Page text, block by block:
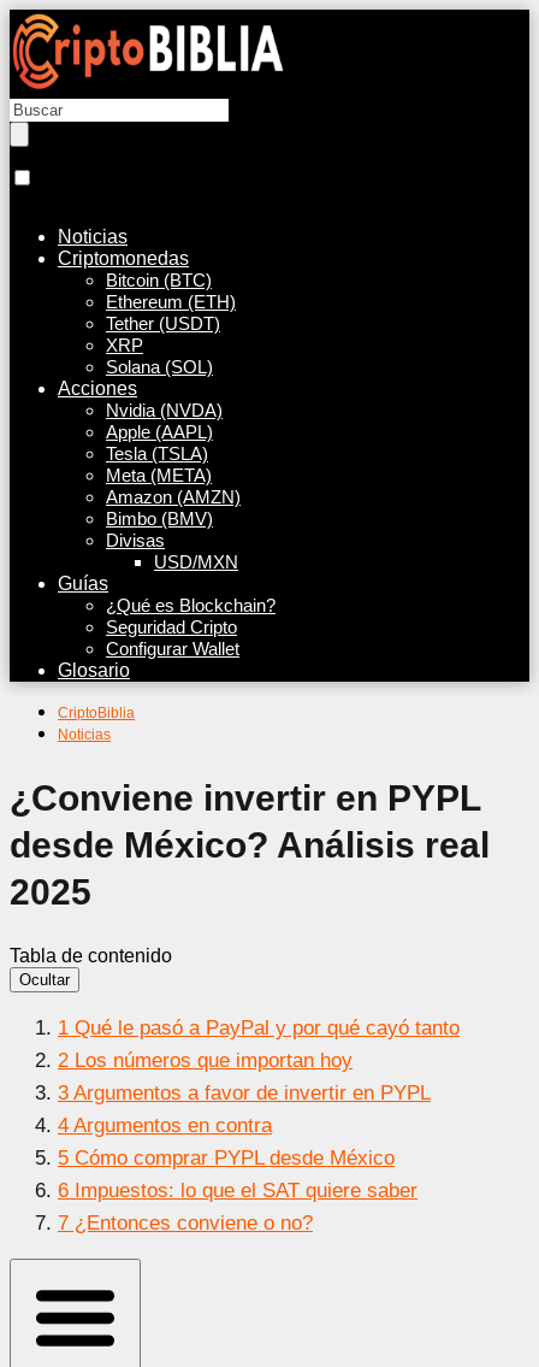
Noticias
Criptomonedas
Bitcoin (BTC)
Ethereum (ETH)
Tether (USDT)
XRP
Solana (SOL)
Acciones
Nvidia (NVDA)
Apple (AAPL)
Tesla (TSLA)
Meta (META)
Amazon (AMZN)
Bimbo (BMV)
Divisas
USD/MXN
Guías
¿Qué es Blockchain?
Seguridad Cripto
Configurar Wallet
Glosario
CriptoBiblia
Noticias
¿Conviene invertir en PYPL
desde México? Análisis real
2025
Tabla de contenido
Ocultar
1 Qué le pasó a PayPal y por qué cayó tanto
2 Los números que importan hoy
3 Argumentos a favor de invertir en PYPL
4 Argumentos en contra
5 Cómo comprar PYPL desde México
6 Impuestos: lo que el SAT quiere saber
7 ¿Entonces conviene o no?